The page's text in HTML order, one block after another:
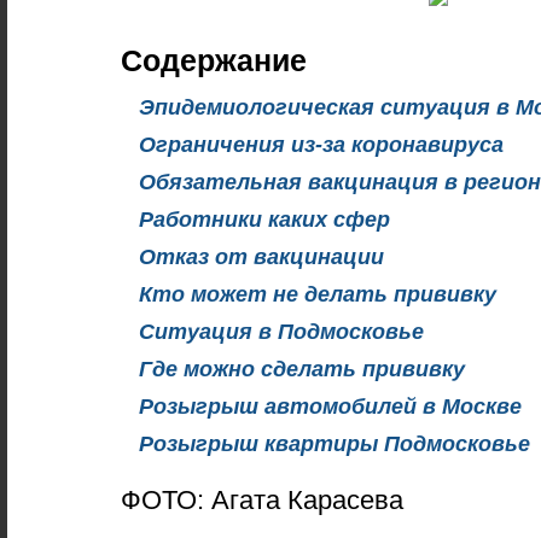
Содержание
Эпидемиологическая ситуация в
Ограничения из-за коронавируса
Обязательная вакцинация в
Работники каких сфер
Отказ от вакцинации
Кто может не делать прививку
Ситуация в Подмосковье
Где можно сделать прививку
Розыгрыш автомобилей в Москве
Розыгрыш квартиры Подмосковье
ФОТО: Агата Карасева